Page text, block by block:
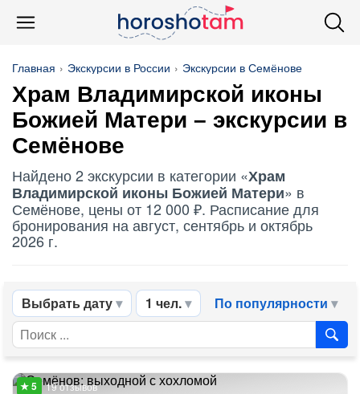
Главная Экскурсии в России Экскурсии в Семёнове
Храм Владимирской иконы
Божией Матери – экскурсии в
Семёнове
Найдено 2 экскурсии в категории «Храм
Владимирской иконы Божией Матери» в
Семёнове, цены от 12 000 ₽. Расписание для
бронирования на август, сентябрь и октябрь
2026 г.
Выбрать дату 1 чел. По популярности
19 отзывов